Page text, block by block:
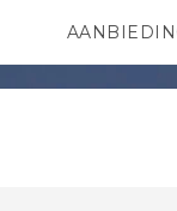
G REIGNS
HTC